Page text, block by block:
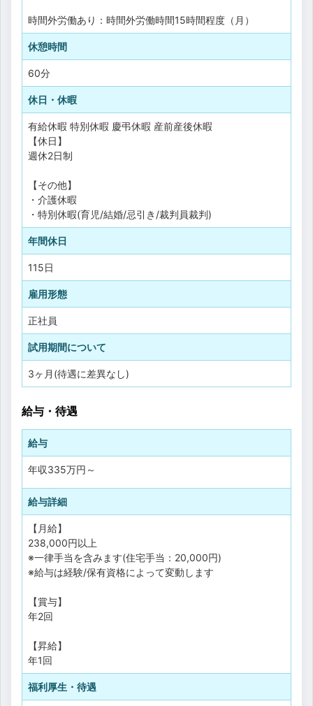
時間外労働あり：時間外労働時間15時間程度（月）
休憩時間
60分
休日・休暇
有給休暇 特別休暇 慶弔休暇 産前産後休暇
【休日】
週休2日制
【その他】
・介護休暇
・特別休暇(育児/結婚/忌引き/裁判員裁判)
年間休日
115日
雇用形態
正社員
試用期間について
3ヶ月(待遇に差異なし)
給与・待遇
給与
年収335万円 ～
給与詳細
【月給】
238,000円以上
※一律手当を含みます(住宅手当：20,000円)
※給与は経験/保有資格によって変動します
【賞与】
年2回
【昇給】
年1回
福利厚生・待遇